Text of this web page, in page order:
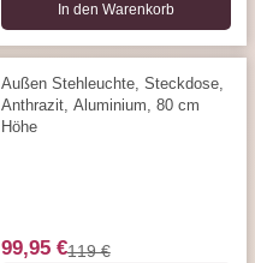
In den Warenkorb
Außen Stehleuchte, Steckdose,
Anthrazit, Aluminium, 80 cm
Höhe
99,95 €119 €